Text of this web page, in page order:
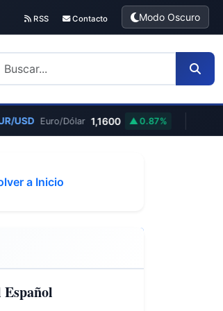
RSS Contacto Modo Oscuro
USD Euro/Dólar 1,1600 0.87%
a Inicio
Español